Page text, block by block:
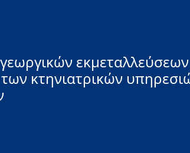
κτηνιατρικών